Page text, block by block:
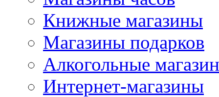
Книжные магазины
Магазины подарков
Алкогольные
Интернет-магазины